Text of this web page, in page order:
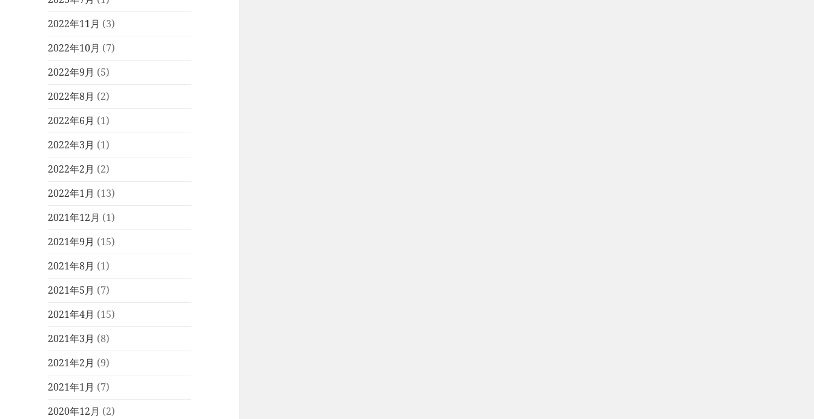
2022年11月 (3)
2022年10月 (7)
2022年9月 (5)
2022年8月 (2)
2022年6月 (1)
2022年3月 (1)
2022年2月 (2)
2022年1月 (13)
2021年12月 (1)
2021年9月 (15)
2021年8月 (1)
2021年5月 (7)
2021年4月 (15)
2021年3月 (8)
2021年2月 (9)
2021年1月 (7)
2020年12月 (2)